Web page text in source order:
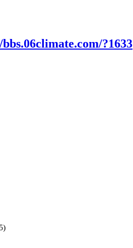
?1633